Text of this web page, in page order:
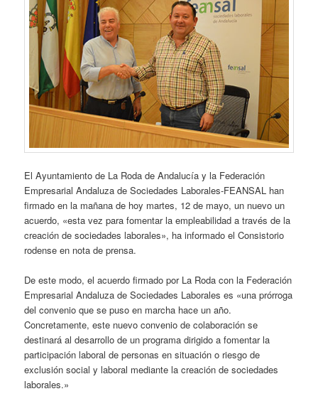
El Ayuntamiento de La Roda de Andalucía y la Federación
Empresarial Andaluza de Sociedades Laborales-FEANSAL han
firmado en la mañana de hoy martes, 12 de mayo, un nuevo un
acuerdo, «esta vez para fomentar la empleabilidad a través de la
creación de sociedades laborales», ha informado el Consistorio
rodense en nota de prensa.
De este modo, el acuerdo firmado por La Roda con la Federación
Empresarial Andaluza de Sociedades Laborales es «una prórroga
del convenio que se puso en marcha hace un año.
Concretamente, este nuevo convenio de colaboración se
destinará al desarrollo de un programa dirigido a fomentar la
participación laboral de personas en situación o riesgo de
exclusión social y laboral mediante la creación de sociedades
laborales.»